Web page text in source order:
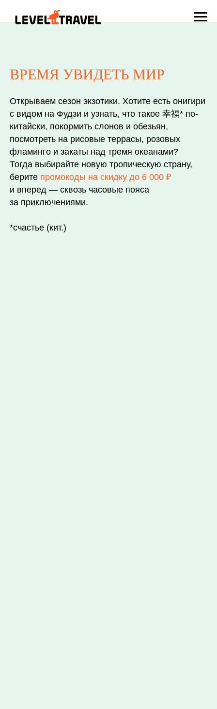
ВРЕМЯ УВИДЕТЬ МИР
Открываем сезон экзотики. Хотите есть онигири
с видом на Фудзи и узнать, что такое 幸福* по-
китайски, покормить слонов и обезьян,
посмотреть на рисовые террасы, розовых
фламинго и закаты над тремя океанами?
Тогда выбирайте новую тропическую страну,
берите промокоды на скидку до 6 000 ₽
и вперед — сквозь часовые пояса
за приключениями.
*счастье (кит.)